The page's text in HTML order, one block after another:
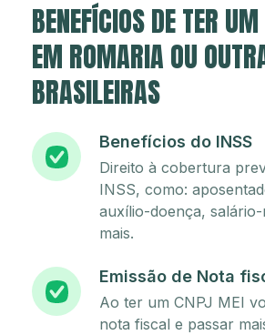
BENEFÍCIOS DE TER
EM ROMARIA OU
BRASILEIRAS
Benefícios do INSS
Direito à cobertura
INSS, como:
auxílio-doença, salário-
mais.
Emissão de Nota
Ao ter um CNPJ MEI
nota fiscal e passar